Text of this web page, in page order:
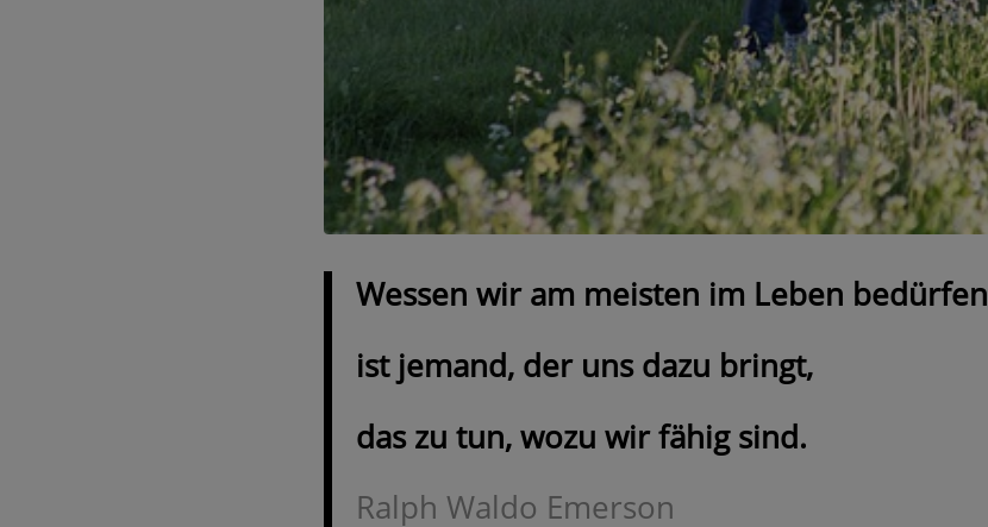
Wessen wir am meisten im Leben bedürfen
ist jemand, der uns dazu bringt,
das zu tun, wozu wir fähig sind.
Ralph Waldo Emerson